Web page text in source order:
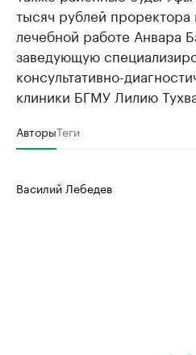
тысяч рублей
лечебной работе Анвара
заведующую
консультативно-
клиники БГМУ Лилию
АвторыТеги
Василий Лебедев